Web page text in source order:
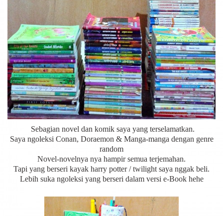
Sebagian novel dan komik saya yang terselamatkan.
Saya ngoleksi Conan, Doraemon & Manga-manga dengan genre
random
Novel-novelnya nya hampir semua terjemahan.
Tapi yang berseri kayak harry potter / twilight saya nggak beli.
Lebih suka ngoleksi yang berseri dalam versi e-Book hehe